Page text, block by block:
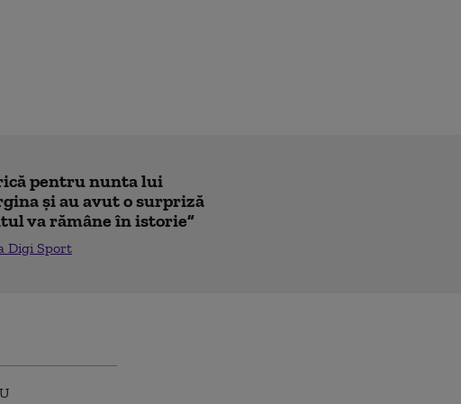
pentru nunta lui
și au avut o surpriză
va rămâne în istorie”
Digi Sport